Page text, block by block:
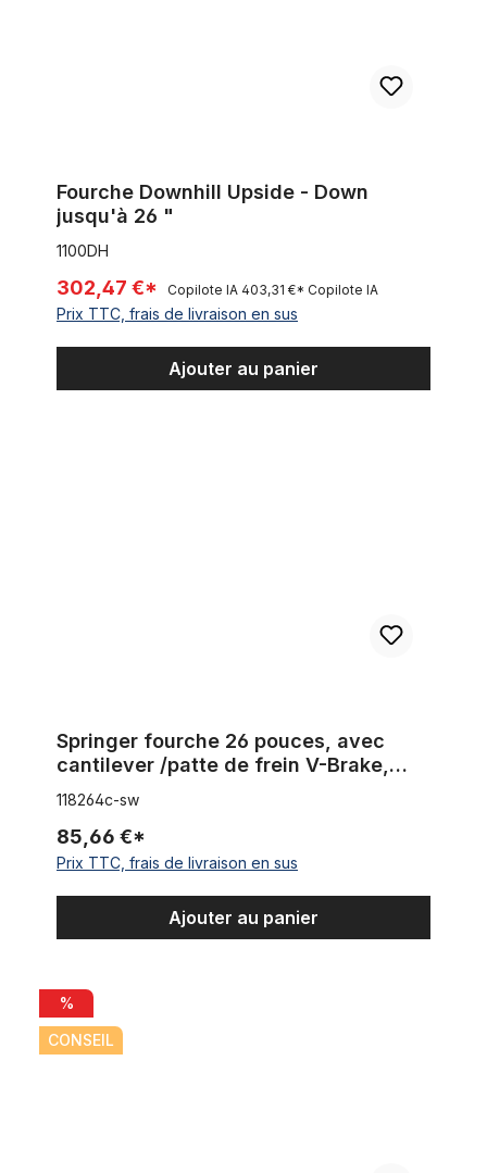
Fourche Downhill Upside - Down
jusqu'à 26 "
1100DH
302,47 €* Copilote IA 403,31 €* Copilote IA
Prix TTC, frais de livraison en sus
Ajouter au panier
Springer fourche 26 pouces, avec
cantilever /patte de frein V-Brake,
noir 1 1/8 tige
118264c-sw
85,66 €*
Prix TTC, frais de livraison en sus
Ajouter au panier
UD 204 Fourche à suspension à double pont Fatbike, noir mat
%
CONSEIL